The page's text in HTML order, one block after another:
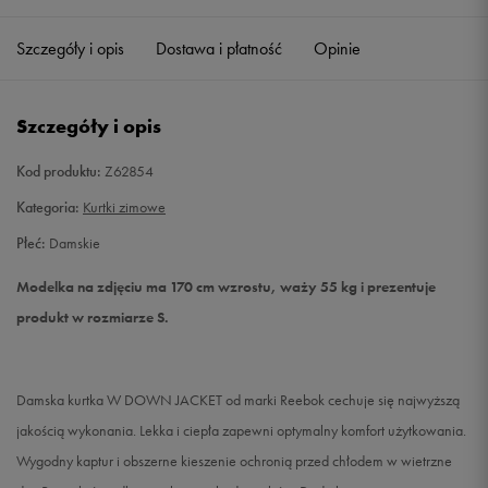
S Powiadom o dostępności
Szczegóły i opis Dostawa i płatność Opinie
Szczegóły i opis
Kod produktu: Z62854
Kategoria: Kurtki zimowe
Płeć: Damskie
Modelka na zdjęciu ma 170 cm wzrostu, waży 55 kg i prezentuje
produkt w rozmiarze S.
Damska kurtka W DOWN JACKET od marki Reebok cechuje się najwyższą
jakością wykonania. Lekka i ciepła zapewni optymalny komfort użytkowania.
Wygodny kaptur i obszerne kieszenie ochronią przed chłodem w wietrzne